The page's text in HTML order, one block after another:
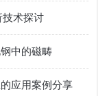
技术探讨
中的磁畴
应用案例分享